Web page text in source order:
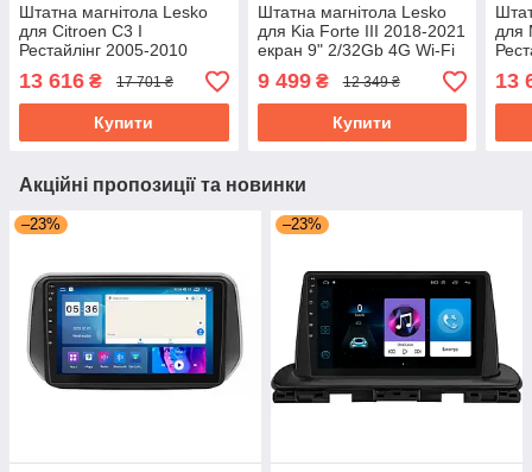
Штатна магнітола Lesko
для Citroen C3 I
Рестайлінг 2005-2010
екран 9" 4/64Gb/ 4G/ Wi-
Fi/ CarPlay Top GPS
13 616 ₴ 17 701 ₴
Купити
Штатна магнітола Lesko
для Kia Forte III 2018-2021
екран 9" 2/32Gb 4G Wi-Fi
9 499₴ 12 349 ₴
Купити
для
13
Акційні пропозиції та новинки
–23% –23%